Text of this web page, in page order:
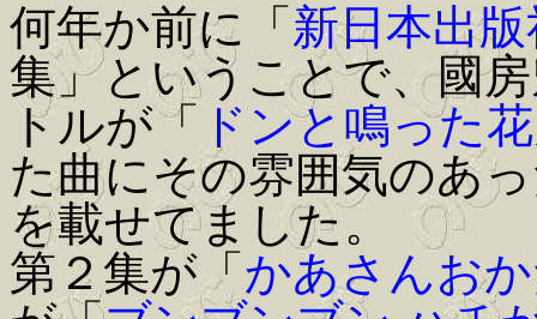
何年か前に「 新日本出版
集」ということで、國
トルが「
ドンと鳴った
た曲にその雰囲気のあ
を載せてました。
第２集が「 かあさんお